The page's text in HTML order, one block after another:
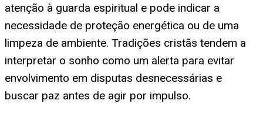
atenção à guarda espiritual e pode indicar a
necessidade de proteção energética ou de uma
limpeza de ambiente. Tradições cristãs tendem a
interpretar o sonho como um alerta para evitar
envolvimento em disputas desnecessárias e
buscar paz antes de agir por impulso.